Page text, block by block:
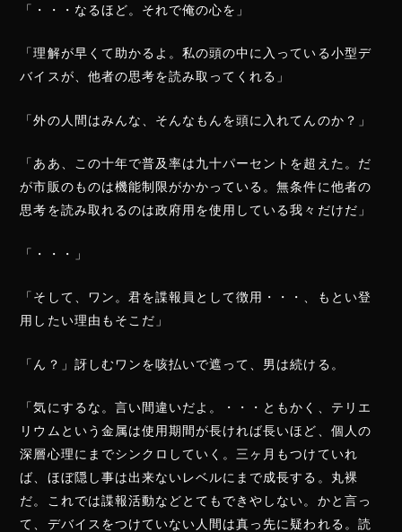
「・・・なるほど。それで俺の心を」
「理解が早くて助かるよ。私の頭の中に入っている小型デ
バイスが、他者の思考を読み取ってくれる」
「外の人間はみんな、そんなもんを頭に入れてんのか？」
「ああ、この十年で普及率は九十パーセントを超えた。だ
が市販のものは機能制限がかかっている。無条件に他者の
思考を読み取れるのは政府用を使用している我々だけだ」
「・・・」
「そして、ワン。君を諜報員として徴用・・・、もとい登
用したい理由もそこだ」
「ん？」訝しむワンを咳払いで遮って、男は続ける。
「気にするな。言い間違いだよ。・・・ともかく、テリエ
リウムという金属は使用期間が長ければ長いほど、個人の
深層心理にまでシンクロしていく。三ヶ月もつけていれ
ば、ほぼ隠し事は出来ないレベルにまで成長する。丸裸
だ。これでは諜報活動などとてもできやしない。かと言っ
て、デバイスをつけていない人間は真っ先に疑われる。読